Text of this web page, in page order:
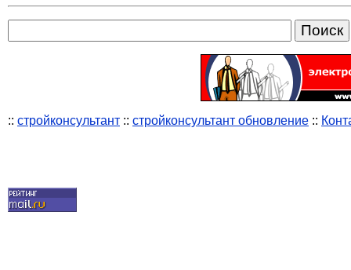
:: стройконсультант :: стройконсультант обновление ::